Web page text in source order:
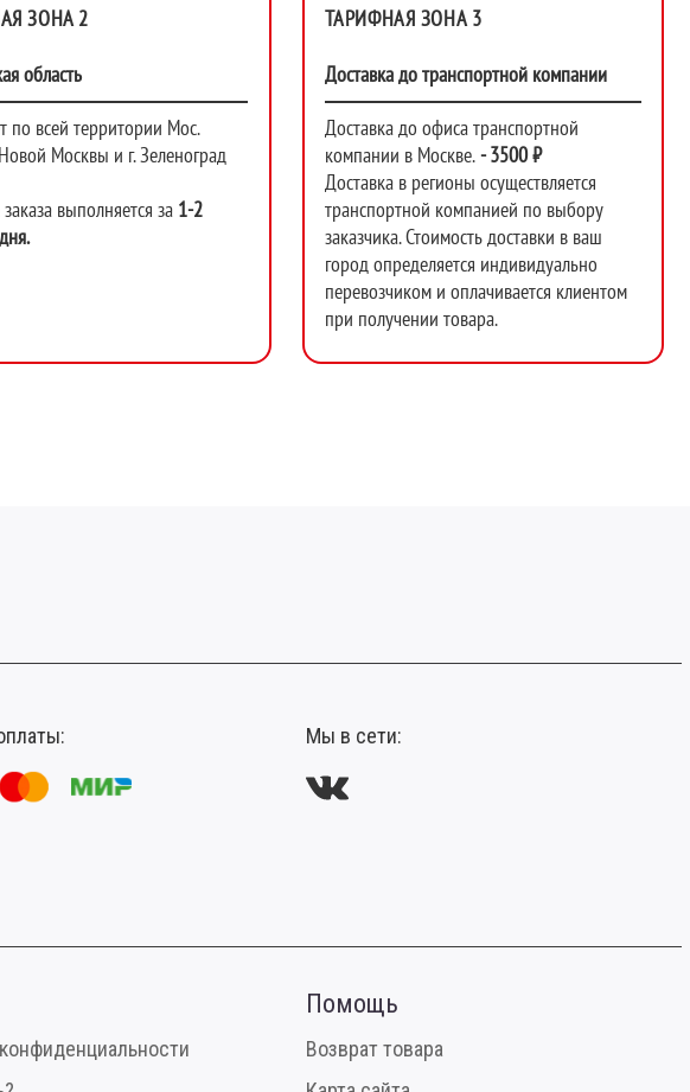
ЗОНА 2
область
по всей территории Мос.
Москвы и г. Зеленоград
выполняется за 1-2
ТАРИФНАЯ ЗОНА 3
Доставка до транспортной компании
Доставка до офиса транспортной
компании в Москве.-3500 ₽
Доставка в регионы осуществляется
транспортной компанией по выбору
заказчика. Стоимость доставки в ваш
город определяется индивидуально
перевозчиком и оплачивается клиентом
при получении товара.
Мы в сети:
Помощь
Возврат товара